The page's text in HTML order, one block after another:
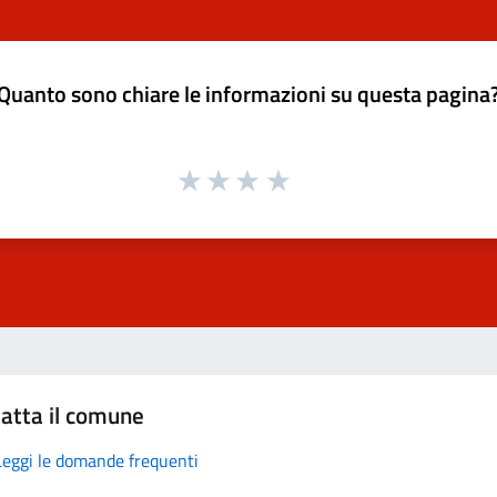
sono chiare le informazioni su questa
il comune
le domande frequenti